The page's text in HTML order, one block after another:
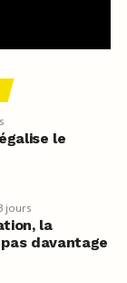
le
jours
la
davantage